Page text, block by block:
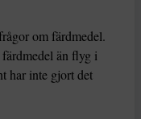
om färdmedel.
än flyg i
har inte gjort det